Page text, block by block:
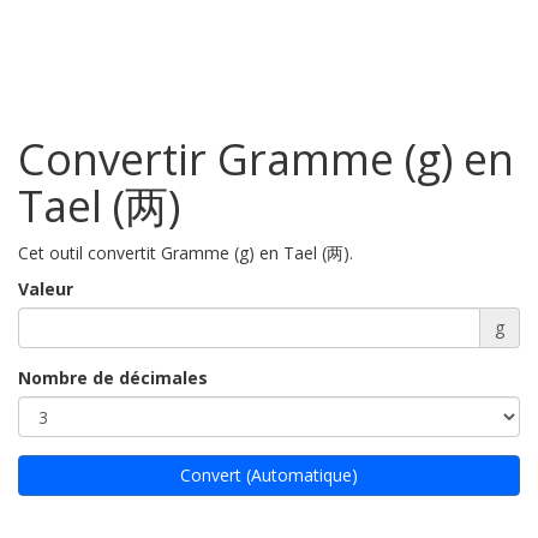
Convertir Gramme (g) en
Tael (两)
Cet outil convertit Gramme (g) en Tael (两).
Valeur
g
Nombre de décimales
Convert (Automatique)